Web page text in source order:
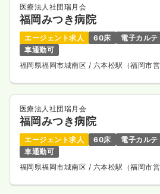
医療法人社団瑞月会
福岡みつき病院
エージェント求人 60床
電子カルテ
車通勤可
福岡県福岡市城南区 / 六本松駅（福岡市
医療法人社団瑞月会
福岡みつき病院
エージェント求人 60床
電子カルテ
車通勤可
福岡県福岡市城南区 / 六本松駅（福岡市